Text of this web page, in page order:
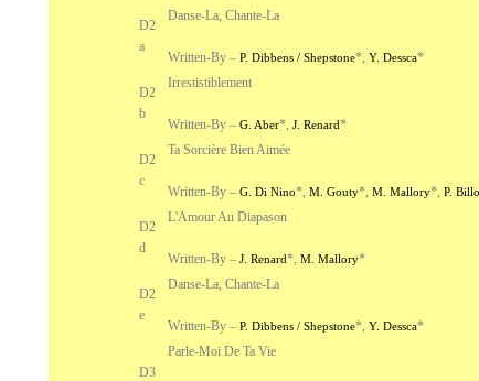
D2
a
Danse-La, Chante-La
Written-By – P. Dibbens / Shepstone*, Y. Dessca*
D2
b
Irrestistiblement
Written-By – G. Aber*, J. Renard*
D2
c
Ta Sorcière Bien Aimée
Written-By – G. Di Nino*, M. Gouty*, M. Mallory*, P.
D2
d
L'Amour Au Diapason
Written-By – J. Renard*, M. Mallory*
D2
e
Danse-La, Chante-La
Written-By – P. Dibbens / Shepstone*, Y. Dessca*
D3
Parle-Moi De Ta Vie